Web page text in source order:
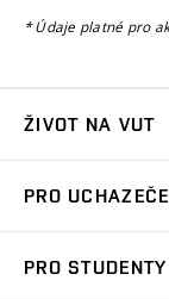
* Údaje platné pro
ŽIVOT NA VUT
Koleje
PRO UCHAZEČE
PRO STUDENTY